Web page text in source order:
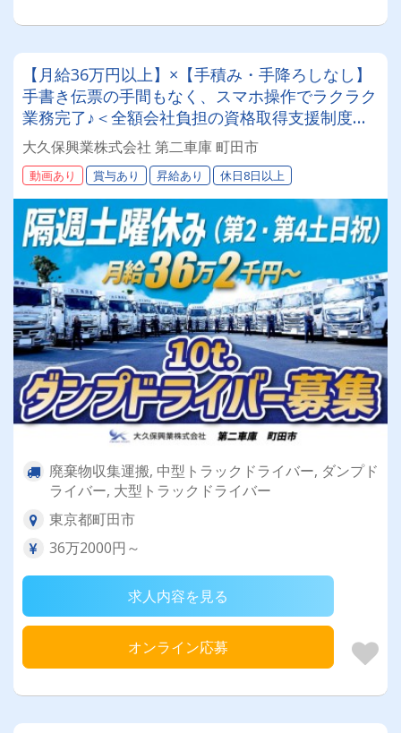
【月給36万円以上】×【手積み・手降ろしなし】
手書き伝票の手間もなく、スマホ操作でラクラク
業務完了♪＜全額会社負担の資格取得支援制度あ
り！未経験からプロへ！＞専属車両！最新モデル
が続々納車中で新車に乗れるチャンスも！【10t
ダンプドライバー】
大久保興業株式会社 第二車庫 町田市
動画あり 賞与あり 昇給あり 休日8日以上
廃棄物収集運搬, 中型トラックドライバー, ダンプド
ライバー, 大型トラックドライバー
東京都町田市
36万2000円～
求人内容を見る
オンライン応募